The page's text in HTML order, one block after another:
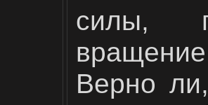
силы,
Верно